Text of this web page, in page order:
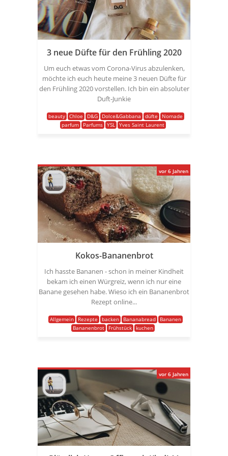
3 neue Düfte für den Frühling 2020
Um euch etwas vom Corona-Virus abzulenken,
möchte ich euch heute meine 3 neuen Düfte für
den Frühling 2020 vorstellen. Ich bin ein absoluter
Duft-Junkie
beauty Chloe D&G Dolce&Gabbana düfte
Nomade
parfum
Parfums YSL Yves Saint Laurent
Kokos-Bananenbrot
Ich hasste Bananen - schon in meiner Kindheit
bekam ich einen Würgreiz, wenn ich nur eine
Banane gesehen habe. Wieso ich ein Bananenbrot
Rezept online...
Allgemein Rezepte backen Bananabread
Bananen
Bananenbrot
Frühstück kuchen
vor 6 Jahren
vor 6 Jahren